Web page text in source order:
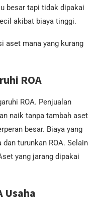
besar tapi tidak dipakai
akibat biaya tinggi.
aset mana yang kurang
ROA
ROA. Penjualan
naik tanpa tambah aset
besar. Biaya yang
turunkan ROA. Selain
yang jarang dipakai
Usaha